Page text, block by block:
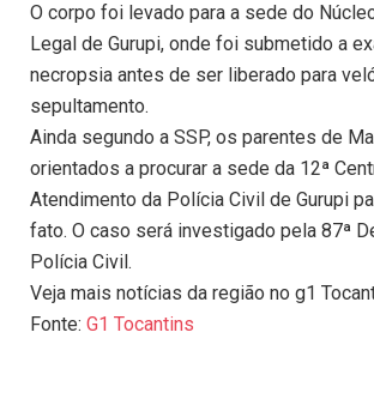
O corpo foi levado para a sede do
Legal de Gurupi, onde foi submetido a
necropsia antes de ser liberado para
sepultamento.
Ainda segundo a SSP, os parentes de
orientados a procurar a sede da 12ª
Atendimento da Polícia Civil de Gurupi
fato. O caso será investigado pela 87ª
Polícia Civil.
Veja mais notícias da região no g1
Fonte: G1 Tocantins